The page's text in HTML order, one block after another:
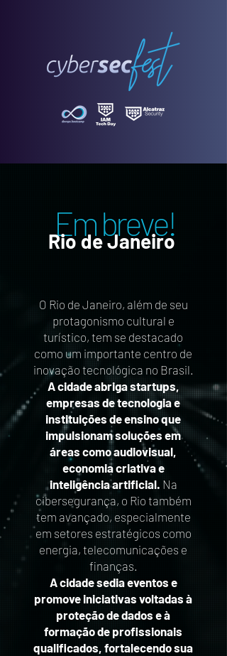
Em breve!
Rio de Janeiro
O Rio de Janeiro, além de seu
protagonismo cultural e
turístico, tem se destacado
como um importante centro de
inovação tecnológica no Brasil.
A cidade abriga startups,
empresas de tecnologia e
instituições de ensino que
impulsionam soluções em
áreas como audiovisual,
economia criativa e
inteligência artificial. Na
cibersegurança, o Rio também
tem avançado, especialmente
em setores estratégicos como
energia, telecomunicações e
finanças.
A cidade sedia eventos e
promove iniciativas voltadas à
proteção de dados e à
formação de profissionais
qualificados, fortalecendo sua